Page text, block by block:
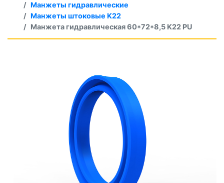
Манжеты гидравлические
Манжеты штоковые K22
Манжета гидравлическая 60*72*8,5 K22 PU